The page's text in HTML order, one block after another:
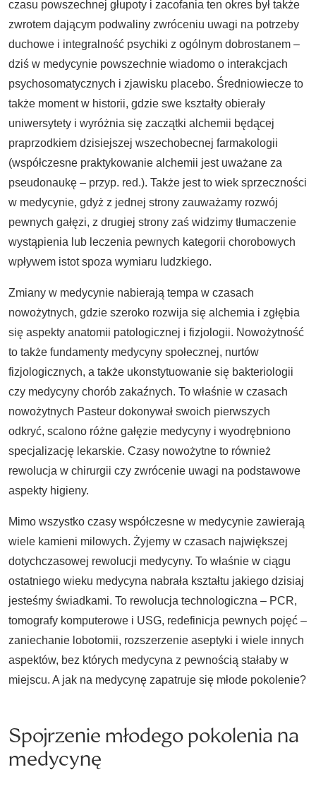
czasu powszechnej głupoty i zacofania ten okres był także
zwrotem dającym podwaliny zwróceniu uwagi na potrzeby
duchowe i integralność psychiki z ogólnym dobrostanem –
dziś w medycynie powszechnie wiadomo o interakcjach
psychosomatycznych i zjawisku placebo. Średniowiecze to
także moment w historii, gdzie swe kształty obierały
uniwersytety i wyróżnia się zaczątki alchemii będącej
praprzodkiem dzisiejszej wszechobecnej farmakologii
(współczesne praktykowanie alchemii jest uważane za
pseudonaukę – przyp. red.). Także jest to wiek sprzeczności
w medycynie, gdyż z jednej strony zauważamy rozwój
pewnych gałęzi, z drugiej strony zaś widzimy tłumaczenie
wystąpienia lub leczenia pewnych kategorii chorobowych
wpływem istot spoza wymiaru ludzkiego.
Zmiany w medycynie nabierają tempa w czasach
nowożytnych, gdzie szeroko rozwija się alchemia i zgłębia
się aspekty anatomii patologicznej i fizjologii. Nowożytność
to także fundamenty medycyny społecznej, nurtów
fizjologicznych, a także ukonstytuowanie się bakteriologii
czy medycyny chorób zakaźnych. To właśnie w czasach
nowożytnych Pasteur dokonywał swoich pierwszych
odkryć, scalono różne gałęzie medycyny i wyodrębniono
specjalizację lekarskie. Czasy nowożytne to również
rewolucja w chirurgii czy zwrócenie uwagi na podstawowe
aspekty higieny.
Mimo wszystko czasy współczesne w medycynie zawierają
wiele kamieni milowych. Żyjemy w czasach największej
dotychczasowej rewolucji medycyny. To właśnie w ciągu
ostatniego wieku medycyna nabrała kształtu jakiego dzisiaj
jesteśmy świadkami. To rewolucja technologiczna – PCR,
tomografy komputerowe i USG, redefinicja pewnych pojęć –
zaniechanie lobotomii, rozszerzenie aseptyki i wiele innych
aspektów, bez których medycyna z pewnością stałaby w
miejscu. A jak na medycynę zapatruje się młode pokolenie?
Spojrzenie młodego pokolenia na
medycynę